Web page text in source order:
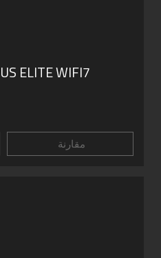
ELITE WIFI7
مقارنة